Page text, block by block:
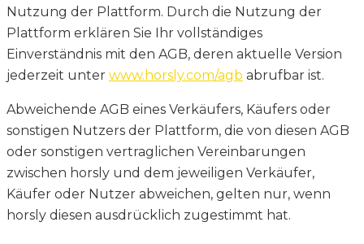
Nutzung der Plattform. Durch die Nutzung der
Plattform erklären Sie Ihr vollständiges
Einverständnis mit den AGB, deren aktuelle Version
jederzeit unter www.horsly.com/agb abrufbar ist.
Abweichende AGB eines Verkäufers, Käufers oder
sonstigen Nutzers der Plattform, die von diesen AGB
oder sonstigen vertraglichen Vereinbarungen
zwischen horsly und dem jeweiligen Verkäufer,
Käufer oder Nutzer abweichen, gelten nur, wenn
horsly diesen ausdrücklich zugestimmt hat.